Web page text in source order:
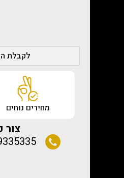
לקבלת
מחירים נוחים
צור